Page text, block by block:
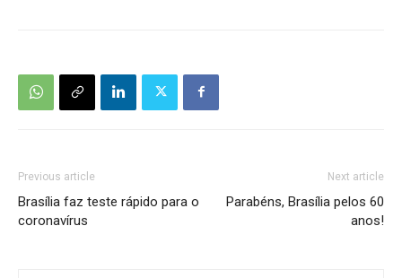
Previous article
Brasília faz teste rápido para o
coronavírus
Next article
Parabéns, Brasília pelos 60
anos!